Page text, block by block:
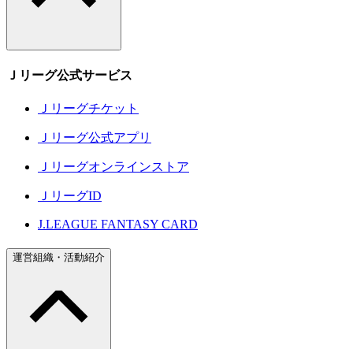
Ｊリーグ公式サービス
Ｊリーグチケット
Ｊリーグ公式アプリ
Ｊリーグオンラインストア
ＪリーグID
J.LEAGUE FANTASY CARD
運営組織・活動紹介